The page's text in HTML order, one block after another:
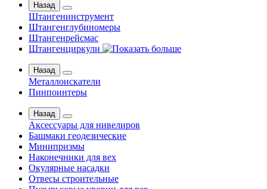
Назад
Штангенинструмент
Штангенглубиномеры
Штангенрейсмас
Штангенциркули
Назад
Металлоискатели
Пинпоинтеры
Назад
Аксессуары для нивелиров
Башмаки геодезические
Минипризмы
Наконечники для вех
Окулярные насадки
Отвесы строительные